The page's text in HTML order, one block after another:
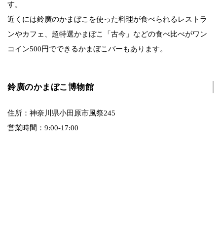
す。
近くには鈴廣のかまぼこを使った料理が食べられるレストラ
ンやカフェ、超特選かまぼこ「古今」などの食べ比べがワン
コイン500円でできるかまぼこバーもあります。
鈴廣のかまぼこ博物館
住所：神奈川県小田原市風祭245
営業時間：9:00‐17:00